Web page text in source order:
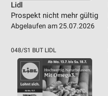
Lidl
Prospekt nicht mehr gültig
Abgelaufen am 25.07.2026
048/S1 BUT LIDL